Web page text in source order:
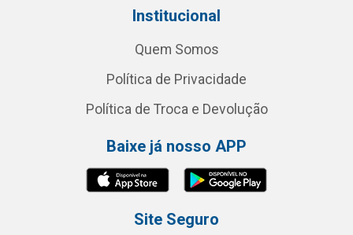
Institucional
Quem Somos
Política de Privacidade
Política de Troca e Devolução
Baixe já nosso APP
Site Seguro